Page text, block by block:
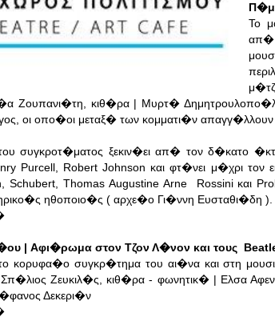
Το
απ�
Ζουπανι�τη, κιθ�ρα | Μυρτ�
οι οπο�οι μεταξ� των κομματι�ν
συγκροτ�ματος ξεκιν�ει απ� τον δ�κατο
Purcell, Robert Johnson και φτ�νει μ�χρι
Schubert, Thomas Augustine Arne Rossini και
ηθοποιο�ς ( αρχε�ο Γι�ννη Ευσταθι�δη ).
| Αφι�ρωμα στον Τζον Λ�νον και τους
κορυφα�ο συγκρ�τημα του αι�να και στη
Ζευκιλ�ς, κιθ�ρα - φωνητικ� | Ελσα
Δεκερι�ν